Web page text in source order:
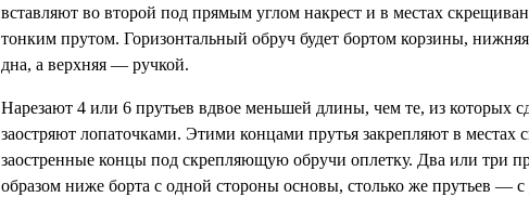
вставляют во второй под прямым углом накрест и в местах
тонким прутом. Горизонтальный обруч будет бортом корзины,
дна, а верхняя — ручкой.
Нарезают 4 или 6 прутьев вдвое меньшей длины, чем те, из которых
заостряют лопаточками. Этими концами прутья закрепляют в местах
заостренные концы под скрепляющую обручи оплетку. Два или три
образом ниже борта с одной стороны основы, столько же прутьев —